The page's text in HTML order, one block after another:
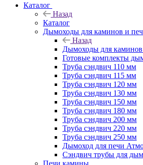
Каталог
Назад
Каталог
Дымоходы для каминов и
Назад
Дымоходы для каминов
Готовые комплекты
Труба сэндвич 110 мм
Труба сэндвич 115 мм
Труба сэндвич 120 мм
Труба сэндвич 130 мм
Труба сэндвич 150 мм
Труба сэндвич 180 мм
Труба сэндвич 200 мм
Труба сэндвич 220 мм
Труба сэндвич 250 мм
Дымоход для печи
Сэндвич трубы для
Печи камины